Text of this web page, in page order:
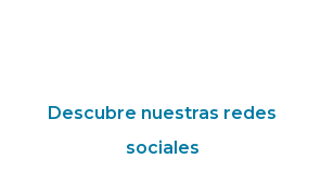
Descubre nuestras redes
sociales